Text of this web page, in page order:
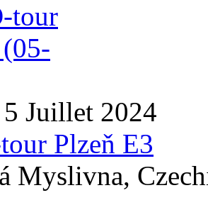
Juillet 2024
Plzeň E3
Myslivna,